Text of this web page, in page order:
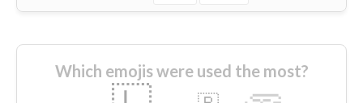
Which emojis were used the most?